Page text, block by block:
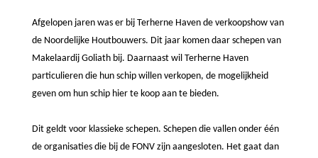
Afgelopen jaren was er bij Terherne Haven de verkoopshow van
de Noordelijke Houtbouwers. Dit jaar komen daar schepen van
Makelaardij Goliath bij. Daarnaast wil Terherne Haven
particulieren die hun schip willen verkopen, de mogelijkheid
geven om hun schip hier te koop aan te bieden.
Dit geldt voor klassieke schepen. Schepen die vallen onder één
de organisaties die bij de FONV zijn aangesloten. Het gaat dan